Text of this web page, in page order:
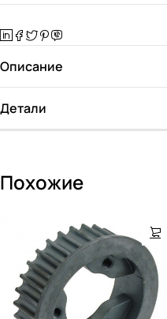
Описание
Детали
Похожие